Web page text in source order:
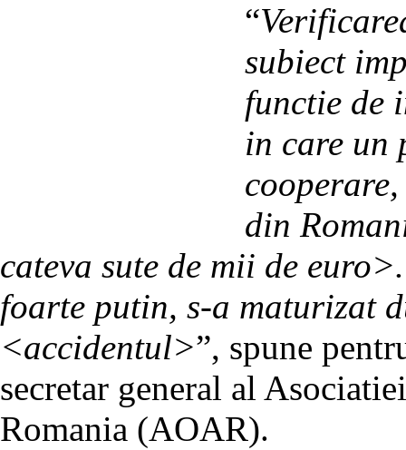
“
subiect
functie de
in care un
din
cateva sute de mii de
foarte putin, s-a maturizat
<accidentul>”, spune
secretar general al
Romania (AOAR).